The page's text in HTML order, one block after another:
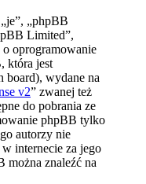
„phpBB
Limited”,
o oprogramowanie
która jest
wydane na
v2” zwanej też
do pobrania ze
phpBB tylko
autorzy nie
internecie za jego
można znaleźć na